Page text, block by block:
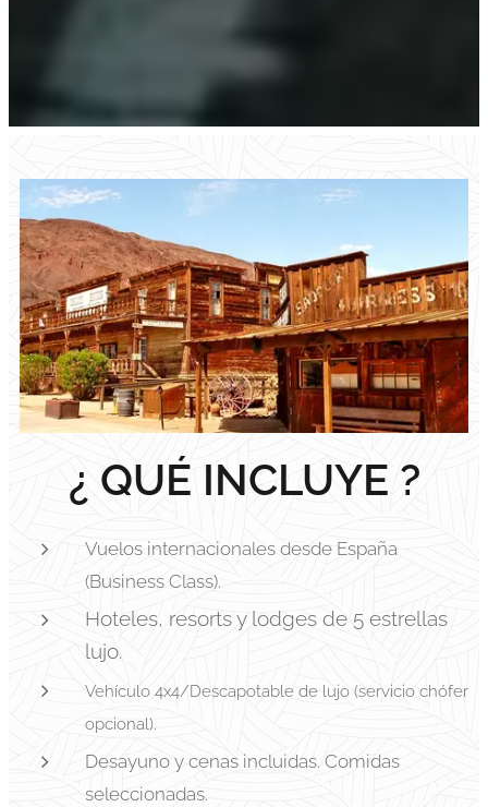
¿ QUÉ INCLUYE ?
Vuelos internacionales desde España
(Business Class).
Hoteles, resorts y lodges de 5 estrellas
lujo.
Vehículo 4x4/Descapotable de lujo (servicio chófer
opcional).
Desayuno y cenas incluidas. Comidas
seleccionadas.